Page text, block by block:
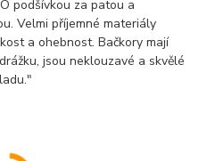
podšívkou za patou a
Velmi příjemné materiály
a ohebnost. Bačkory mají
jsou neklouzavé a skvělé